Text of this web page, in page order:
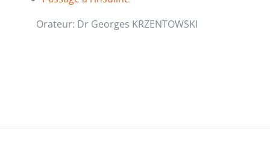
Orateur: Dr Georges KRZENTOWSKI